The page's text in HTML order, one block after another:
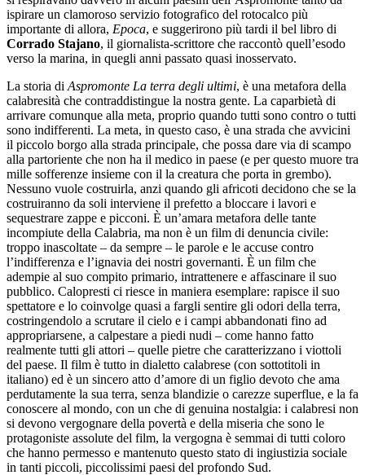
ispirare un clamoroso servizio fotografico del rotocalco più
importante di allora, Epoca, e suggerirono più tardi il bel libro di
Corrado Stajano, il giornalista-scrittore che raccontò quell’esodo
verso la marina, in quegli anni passato quasi inosservato.
La storia di Aspromonte La terra degli ultimi, è una metafora della
calabresità che contraddistingue la nostra gente. La caparbietà di
arrivare comunque alla meta, proprio quando tutti sono contro o tutti
sono indifferenti. La meta, in questo caso, è una strada che avvicini
il piccolo borgo alla strada principale, che possa dare via di scampo
alla partoriente che non ha il medico in paese (e per questo muore tra
mille sofferenze insieme con il la creatura che porta in grembo).
Nessuno vuole costruirla, anzi quando gli africoti decidono che se la
costruiranno da soli interviene il prefetto a bloccare i lavori e
sequestrare zappe e picconi. È un’amara metafora delle tante
incompiute della Calabria, ma non è un film di denuncia civile:
troppo inascoltate – da sempre – le parole e le accuse contro
l’indifferenza e l’ignavia dei nostri governanti. È un film che
adempie al suo compito primario, intrattenere e affascinare il suo
pubblico. Calopresti ci riesce in maniera esemplare: rapisce il suo
spettatore e lo coinvolge quasi a fargli sentire gli odori della terra,
costringendolo a scrutare il cielo e i campi abbandonati fino ad
appropriarsene, a calpestare a piedi nudi – come hanno fatto
realmente tutti gli attori – quelle pietre che caratterizzano i viottoli
del paese. Il film è tutto in dialetto calabrese (con sottotitoli in
italiano) ed è un sincero atto d’amore di un figlio devoto che ama
perdutamente la sua terra, senza blandizie o carezze superflue, e la fa
conoscere al mondo, con un che di genuina nostalgia: i calabresi non
si devono vergognare della povertà e della miseria che sono le
protagoniste assolute del film, la vergogna è semmai di tutti coloro
che hanno permesso e mantenuto questo stato di ingiustizia sociale
in tanti piccoli, piccolissimi paesi del profondo Sud.